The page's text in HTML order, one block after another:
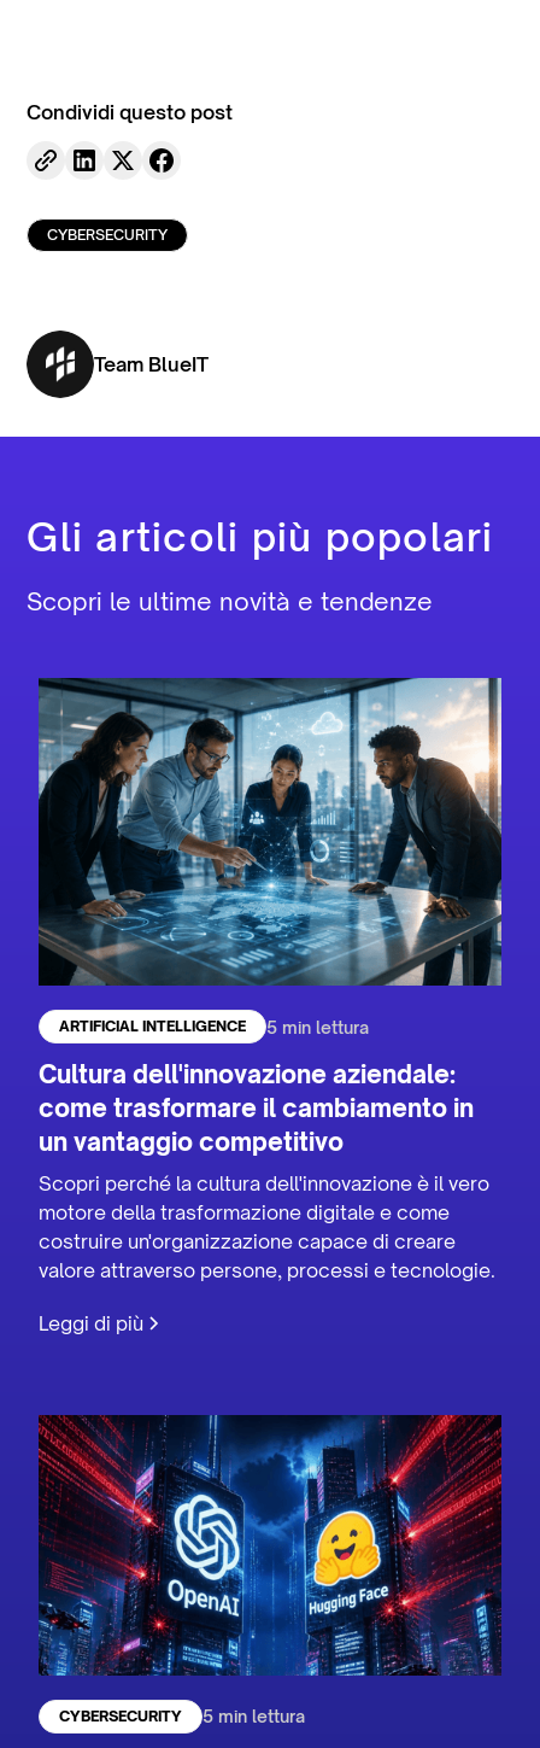
Condividi questo post
CYBERSECURITY
Team BlueIT
Gli articoli più popolari
Scopri le ultime novità e tendenze
ARTIFICIAL INTELLIGENCE 5 min lettura
Cultura dell'innovazione aziendale:
come trasformare il cambiamento in
un vantaggio competitivo
Scopri perché la cultura dell'innovazione è il vero
motore della trasformazione digitale e come
costruire un'organizzazione capace di creare
valore attraverso persone, processi e tecnologie.
Leggi di più
CYBERSECURITY 5 min lettura